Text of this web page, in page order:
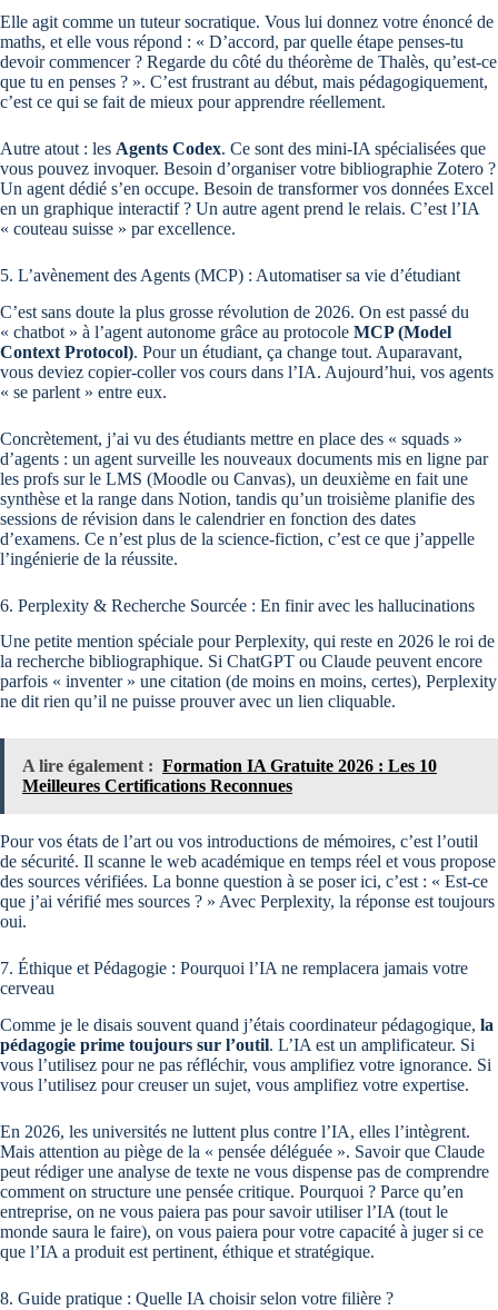
Elle agit comme un tuteur socratique. Vous lui donnez votre énoncé de
maths, et elle vous répond : « D’accord, par quelle étape penses-tu
devoir commencer ? Regarde du côté du théorème de Thalès, qu’est-ce
que tu en penses ? ». C’est frustrant au début, mais pédagogiquement,
c’est ce qui se fait de mieux pour apprendre réellement.
Autre atout : les Agents Codex. Ce sont des mini-IA spécialisées que
vous pouvez invoquer. Besoin d’organiser votre bibliographie Zotero ?
Un agent dédié s’en occupe. Besoin de transformer vos données Excel
en un graphique interactif ? Un autre agent prend le relais. C’est l’IA
« couteau suisse » par excellence.
5. L’avènement des Agents (MCP) : Automatiser sa vie d’étudiant
C’est sans doute la plus grosse révolution de 2026. On est passé du
« chatbot » à l’agent autonome grâce au protocole MCP (Model
Context Protocol). Pour un étudiant, ça change tout. Auparavant,
vous deviez copier-coller vos cours dans l’IA. Aujourd’hui, vos agents
« se parlent » entre eux.
Concrètement, j’ai vu des étudiants mettre en place des « squads »
d’agents : un agent surveille les nouveaux documents mis en ligne par
les profs sur le LMS (Moodle ou Canvas), un deuxième en fait une
synthèse et la range dans Notion, tandis qu’un troisième planifie des
sessions de révision dans le calendrier en fonction des dates
d’examens. Ce n’est plus de la science-fiction, c’est ce que j’appelle
l’ingénierie de la réussite.
6. Perplexity & Recherche Sourcée : En finir avec les hallucinations
Une petite mention spéciale pour Perplexity, qui reste en 2026 le roi de
la recherche bibliographique. Si ChatGPT ou Claude peuvent encore
parfois « inventer » une citation (de moins en moins, certes), Perplexity
ne dit rien qu’il ne puisse prouver avec un lien cliquable.
A lire également : Formation IA Gratuite 2026 : Les 10
Meilleures Certifications Reconnues
Pour vos états de l’art ou vos introductions de mémoires, c’est l’outil
de sécurité. Il scanne le web académique en temps réel et vous propose
des sources vérifiées. La bonne question à se poser ici, c’est : « Est-ce
que j’ai vérifié mes sources ? » Avec Perplexity, la réponse est toujours
oui.
7. Éthique et Pédagogie : Pourquoi l’IA ne remplacera jamais votre
cerveau
Comme je le disais souvent quand j’étais coordinateur pédagogique, la
pédagogie prime toujours sur l’outil. L’IA est un amplificateur. Si
vous l’utilisez pour ne pas réfléchir, vous amplifiez votre ignorance. Si
vous l’utilisez pour creuser un sujet, vous amplifiez votre expertise.
En 2026, les universités ne luttent plus contre l’IA, elles l’intègrent.
Mais attention au piège de la « pensée déléguée ». Savoir que Claude
peut rédiger une analyse de texte ne vous dispense pas de comprendre
comment on structure une pensée critique. Pourquoi ? Parce qu’en
entreprise, on ne vous paiera pas pour savoir utiliser l’IA (tout le
monde saura le faire), on vous paiera pour votre capacité à juger si ce
que l’IA a produit est pertinent, éthique et stratégique.
8. Guide pratique : Quelle IA choisir selon votre filière ?